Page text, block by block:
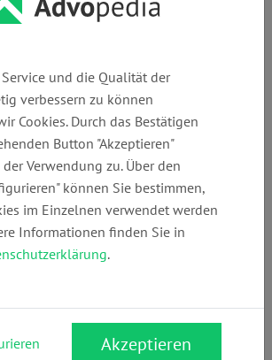
Dr. VELTEN |
E-Mail:
info@rae-
debler-velten.de
www.rae-debler-
velten.de
und die Qualität der
verbessern zu können
Cookies. Durch das Bestätigen
Button "Akzeptieren"
Verwendung zu. Über den
können Sie bestimmen,
im Einzelnen verwendet werden
Informationen finden Sie in
.
Akzeptieren